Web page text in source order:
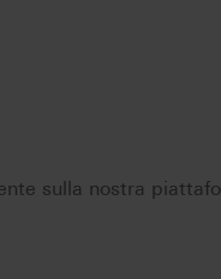
sulla nostra